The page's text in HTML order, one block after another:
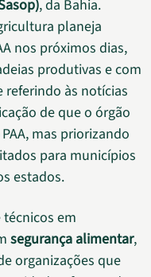
, da Bahia.
planeja
nos próximos dias,
produtivas e com
referindo às notícias
de que o órgão
mas priorizando
para municípios
estados.
em
segurança alimentar,
organizações que